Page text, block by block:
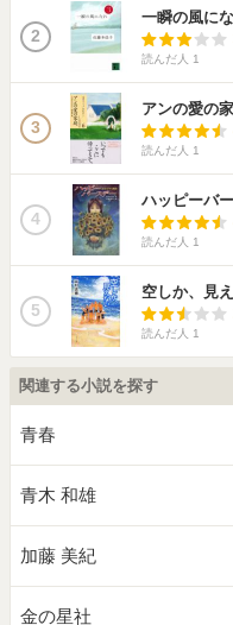
2
一瞬の風に
読んだ人 1
3
アンの愛の
読んだ人 1
4
ハッピーバ
読んだ人 1
5
空しか、見
読んだ人 1
関連する小説を探す
青春
青木 和雄
加藤 美紀
金の星社